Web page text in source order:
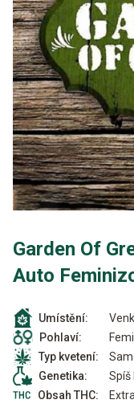
Garden Of
Auto
Umístění:
Pohlaví:
Typ kvetení:
Genetika:
Spíš
Obsah THC: